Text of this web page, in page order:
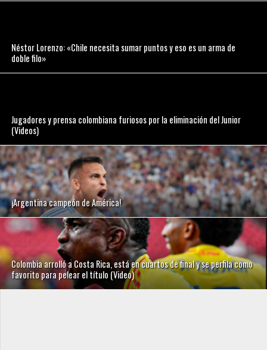
Néstor Lorenzo: «Chile necesita sumar puntos y eso es un arma de
doble filo»
Jugadores y prensa colombiana furiosos por la eliminación del Junior
(Videos)
¡Argentina campeón de América!
Colombia arrolló a Costa Rica, está en cuartos de final y se perfila como
favorito para pelear el título (Video)